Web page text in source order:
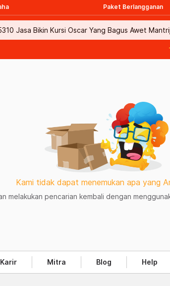
Paket Berlangganan
Kami tidak dapat menemukan apa yang
melakukan pencarian kembali dengan
Karir Mitra Blog Help